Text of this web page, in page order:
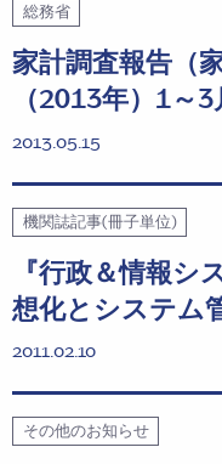
総務省
家計調査報告（
（2013年）1～
2013.05.15
機関誌記事(冊子単位)
『行政＆情報
想化とシステム
2011.02.10
その他のお知らせ